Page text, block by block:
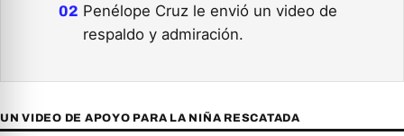
Penélope Cruz le envió un video de
respaldo y admiración.
UN VIDEO DE APOYO PARA LA NIÑA RESCATADA